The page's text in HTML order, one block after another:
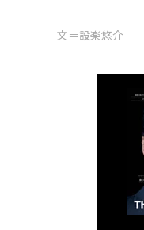
文＝設楽悠介